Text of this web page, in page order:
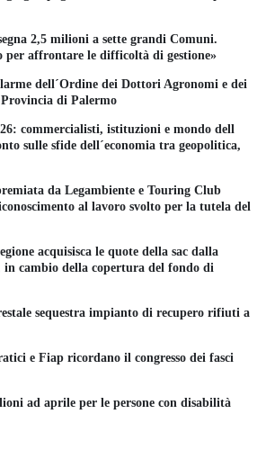
2,5 milioni a sette grandi Comuni.
affrontare le difficoltà di gestione»
dell´Ordine dei Dottori Agronomi e dei
di Palermo
commercialisti, istituzioni e mondo dell
sulle sfide dell´economia tra geopolitica,
da Legambiente e Touring Club
al lavoro svolto per la tutela del
acquisisca le quote della sac dalla
in cambio della copertura del fondo di
sequestra impianto di recupero rifiuti a
e Fiap ricordano il congresso dei fasci
ad aprile per le persone con disabilità